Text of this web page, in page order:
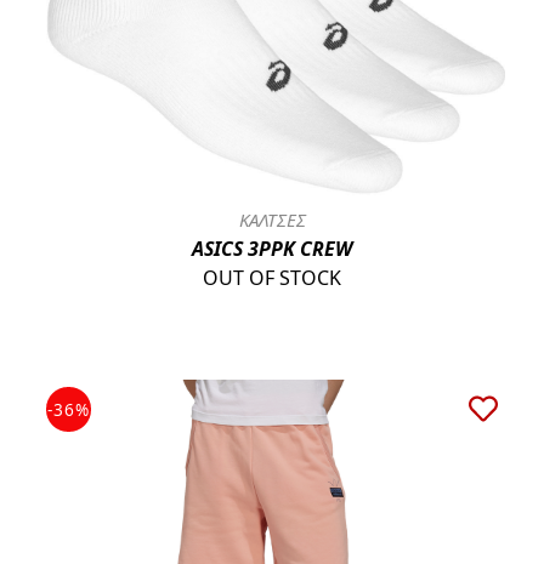
ΚΑΛΤΣΕΣ
ASICS 3PPK CREW
OUT OF STOCK
-36%